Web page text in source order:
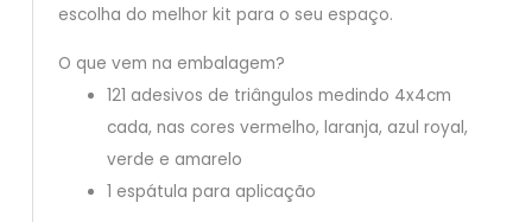
escolha do melhor kit para o seu espaço.
O que vem na embalagem?
121 adesivos de triângulos medindo 4x4cm
cada, nas cores vermelho, laranja, azul royal,
verde e amarelo
1 espátula para aplicação